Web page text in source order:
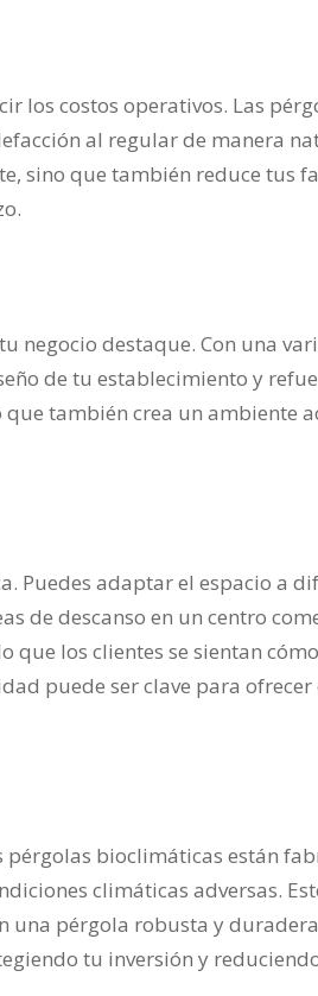
los costos operativos. Las
al regular de manera
sino que también reduce tus
negocio destaque. Con una
de tu establecimiento y
también crea un ambiente
Puedes adaptar el espacio a
de descanso en un centro
los clientes se sientan
puede ser clave para ofrecer
bioclimáticas están
climáticas adversas.
una pérgola robusta y
tu inversión y